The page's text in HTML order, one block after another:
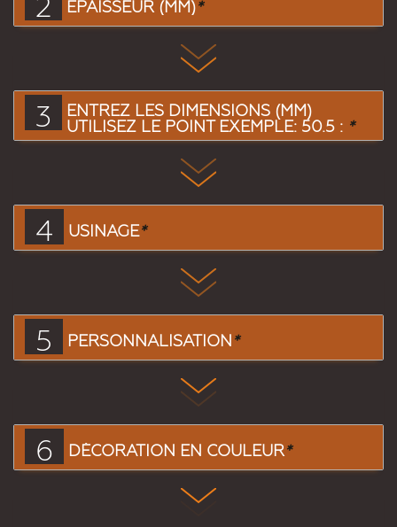
2 EPAISSEUR (MM)*
3
ENTREZ LES DIMENSIONS (MM)
UTILISEZ LE POINT EXEMPLE: 50.5 : *
4 USINAGE*
5 PERSONNALISATION*
6 DÉCORATION EN COULEUR*